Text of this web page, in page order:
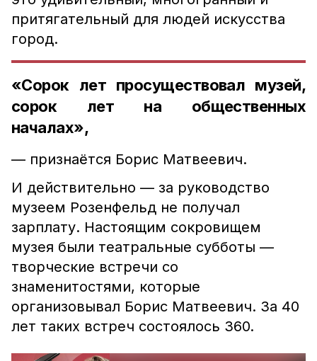
притягательный для людей искусства
город.
«Сорок лет просуществовал музей,
сорок лет на общественных
началах»,
— признаётся Борис Матвеевич.
И действительно — за руководство
музеем Розенфельд не получал
зарплату. Настоящим сокровищем
музея были театральные субботы —
творческие встречи со
знаменитостями, которые
организовывал Борис Матвеевич. За 40
лет таких встреч состоялось 360.